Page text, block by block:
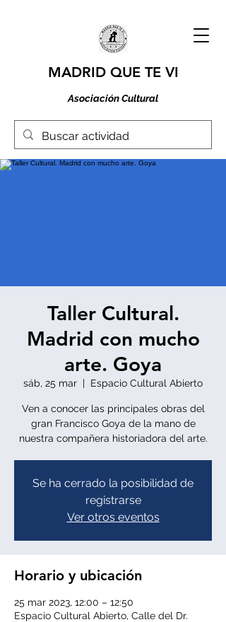
MADRID QUE TE VI
Asociación Cultural
Taller Cultural.
Madrid con mucho
arte. Goya
sáb, 25 mar
  |
Espacio Cultural Abierto
Ven a conocer las principales obras del
gran Francisco Goya de la mano de
nuestra compañera historiadora del arte.
Se ha cerrado la posibilidad de
registrarse
Ver otros eventos
Horario y ubicación
25 mar 2023, 12:00 – 12:50
Espacio Cultural Abierto, Calle del Dr.